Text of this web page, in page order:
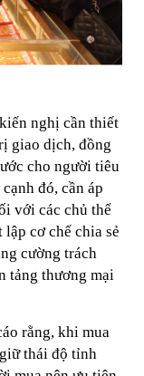
nghị cần thiết
giao dịch, đồng
cho người tiêu
đó, cần áp
với các chủ thể
cơ chế chia sẻ
cường trách
tảng thương mại
rằng, khi mua
thái độ tỉnh